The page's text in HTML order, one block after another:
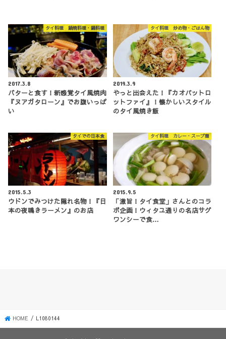
タイ料理 鍋焼料理・鍋料理
2017.3.8
バターと食す！新感覚タイ風焼肉
『ヌアガタローン』でお腹いっぱ
い
タイ料理 炒め物・ごはん物
2019.3.9
やっと出会えた！『カオパットロ
ットファイ』！懐かしいスタイル
のタイ風焼き飯
タイでの日本食
2015.5.3
ウドンでみつけた隠れ名物！『日
本の夜鳴きラーメン』のお店
タイ料理 カレー・スープ類
2015.9.5
「激旨！タイ食堂」さんとのコラ
ボ企画！ウィタユ通りの名店サグ
ワンシーで食…
HOME L1080144